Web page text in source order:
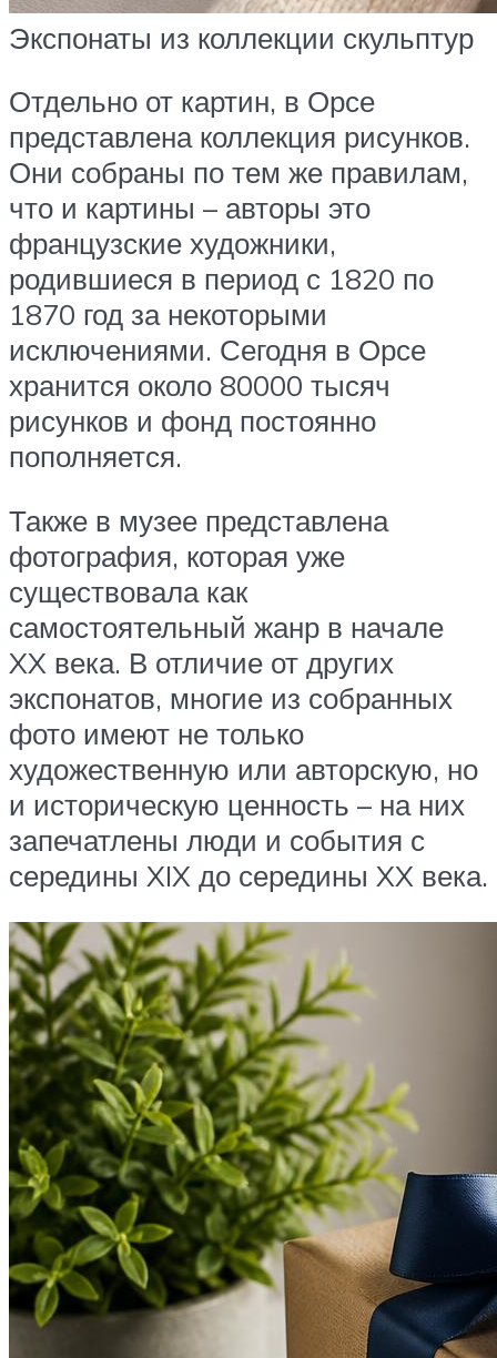
Экспонаты из коллекции скульптур
Отдельно от картин, в Орсе
представлена коллекция рисунков.
Они собраны по тем же правилам,
что и картины – авторы это
французские художники,
родившиеся в период с 1820 по
1870 год за некоторыми
исключениями. Сегодня в Орсе
хранится около 80000 тысяч
рисунков и фонд постоянно
пополняется.
Также в музее представлена
фотография, которая уже
существовала как
самостоятельный жанр в начале
XX века. В отличие от других
экспонатов, многие из собранных
фото имеют не только
художественную или авторскую, но
и историческую ценность – на них
запечатлены люди и события с
середины XIX до середины XX века.